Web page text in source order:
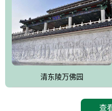
区建设中寻求陵园建设与景区建
的地形优势，打造现代艺术园
合服务设施，服务于陵园经营
托、相互促进，园区绿化覆盖率
设计建造各种墓地墓位3万个；
能适应不同消费阶层的需求，为
清东陵万佛园
查